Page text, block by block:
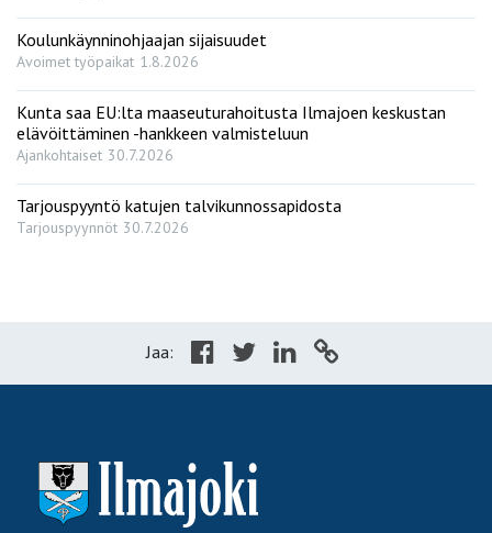
Koulunkäynninohjaajan sijaisuudet
Avoimet työpaikat 1.8.2026
Kunta saa EU:lta maaseuturahoitusta Ilmajoen keskustan
elävöittäminen -hankkeen valmisteluun
Ajankohtaiset 30.7.2026
Tarjouspyyntö katujen talvikunnossapidosta
Tarjouspyynnöt 30.7.2026
Jaa: